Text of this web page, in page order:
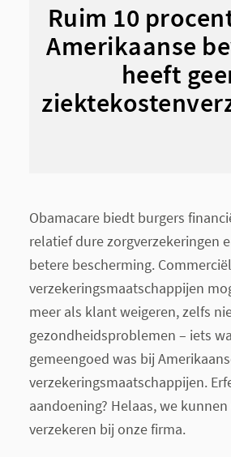
Ruim 10
Amerikaanse
heeft
Obamacare biedt burgers
relatief dure zorgverzekeringen
betere bescherming.
verzekeringsmaatschappijen
meer als klant weigeren, zelfs
gezondheidsproblemen – iets
gemeengoed was bij
verzekeringsmaatschappijen.
aandoening? Helaas, we
verzekeren bij onze firma.